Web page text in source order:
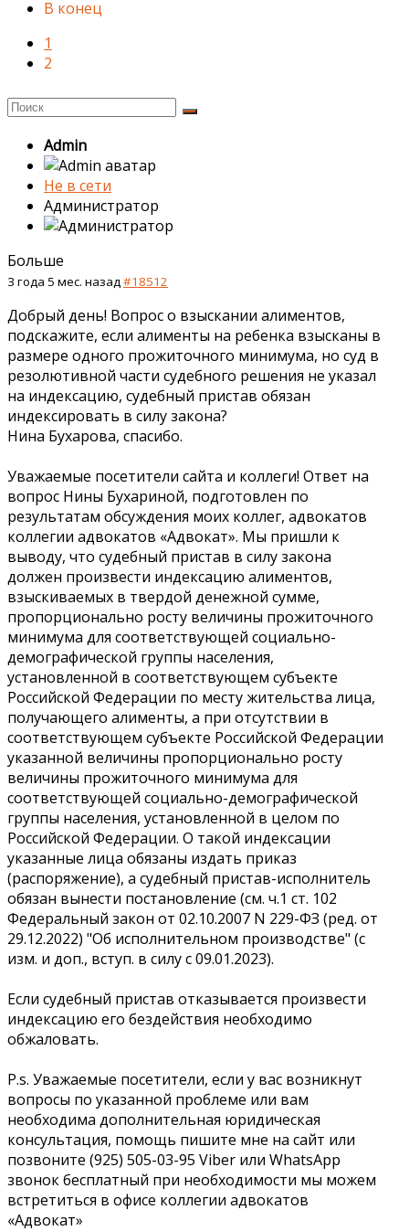
В конец
1
2
Admin
Не в сети
Администратор
Больше
3 года 5 мес. назад #18512
Добрый день! Вопрос о взыскании алиментов,
подскажите, если алименты на ребенка взысканы в
размере одного прожиточного минимума, но суд в
резолютивной части судебного решения не указал
на индексацию, судебный пристав обязан
индексировать в силу закона?
Нина Бухарова, спасибо.
Уважаемые посетители сайта и коллеги! Ответ на
вопрос Нины Бухариной, подготовлен по
результатам обсуждения моих коллег, адвокатов
коллегии адвокатов «Адвокат». Мы пришли к
выводу, что судебный пристав в силу закона
должен произвести индексацию алиментов,
взыскиваемых в твердой денежной сумме,
пропорционально росту величины прожиточного
минимума для соответствующей социально-
демографической группы населения,
установленной в соответствующем субъекте
Российской Федерации по месту жительства лица,
получающего алименты, а при отсутствии в
соответствующем субъекте Российской Федерации
указанной величины пропорционально росту
величины прожиточного минимума для
соответствующей социально-демографической
группы населения, установленной в целом по
Российской Федерации. О такой индексации
указанные лица обязаны издать приказ
(распоряжение), а судебный пристав-исполнитель
обязан вынести постановление (см. ч.1 ст. 102
Федеральный закон от 02.10.2007 N 229-ФЗ (ред. от
29.12.2022) "Об исполнительном производстве" (с
изм. и доп., вступ. в силу с 09.01.2023).
Если судебный пристав отказывается произвести
индексацию его бездействия необходимо
обжаловать.
P.s. Уважаемые посетители, если у вас возникнут
вопросы по указанной проблеме или вам
необходима дополнительная юридическая
консультация, помощь пишите мне на сайт или
позвоните (925) 505-03-95 Viber или WhatsApp
звонок бесплатный при необходимости мы можем
встретиться в офисе коллегии адвокатов
«Адвокат»